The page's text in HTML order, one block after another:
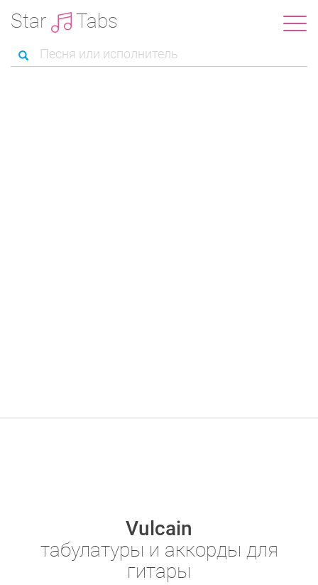
Star Tabs
Vulcain
табулатуры и аккорды для
гитары